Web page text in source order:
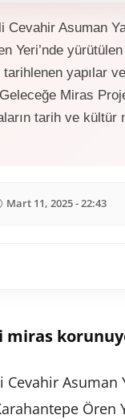
Asuman
Yeri’nde
yapılar
Miras
tarih ve kültür
Mart 11, 2025 - 22:43
miras
Asuman
Ören